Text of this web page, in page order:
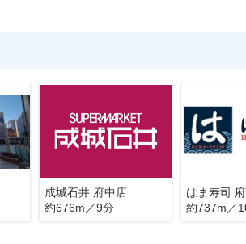
成城石井 府中店
約676m／9分
約737m／